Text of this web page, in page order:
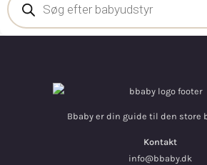
Bbaby er din guide til den store
Kontakt
info@bbaby.dk